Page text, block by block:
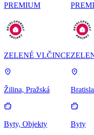
PREMIUM
ZELENÉ VLČINCE
Žilina, Pražská
Byty, Objekty Byty